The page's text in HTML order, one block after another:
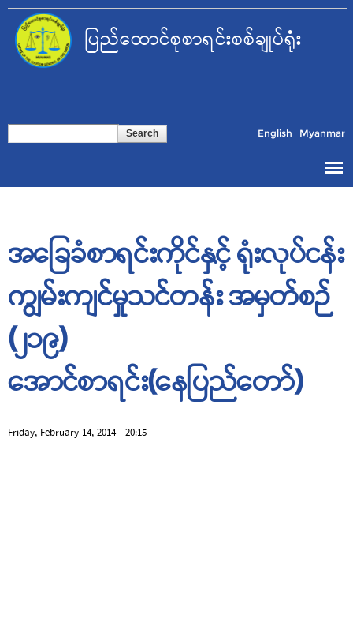
Skip to
content
ပြည်ထောင်စုစာရင်းစစ်ချုပ်ရုံး
Search form English Myanmar
အခြေခံစာရင်းကိုင်နှင့် ရုံးလုပ်ငန်း
ကျွမ်းကျင်မှုသင်တန်း အမှတ်စဉ်
(၂၁၉)
အောင်စာရင်း(နေပြည်တော်)
Friday, February 14, 2014 - 20:15